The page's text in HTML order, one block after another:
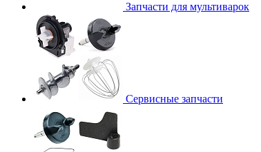
Запчасти для мультиварок
Сервисные запчасти